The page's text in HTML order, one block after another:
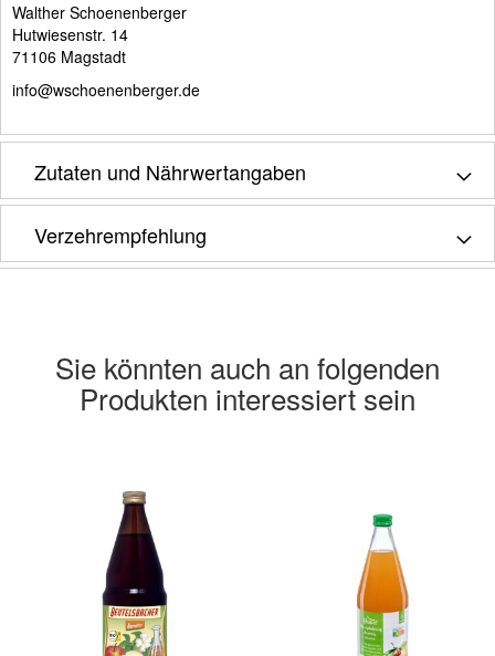
Walther Schoenenberger
Hutwiesenstr. 14
71106 Magstadt
info@wschoenenberger.de
Zutaten und Nährwertangaben
Verzehrempfehlung
Sie könnten auch an folgenden
Produkten interessiert sein